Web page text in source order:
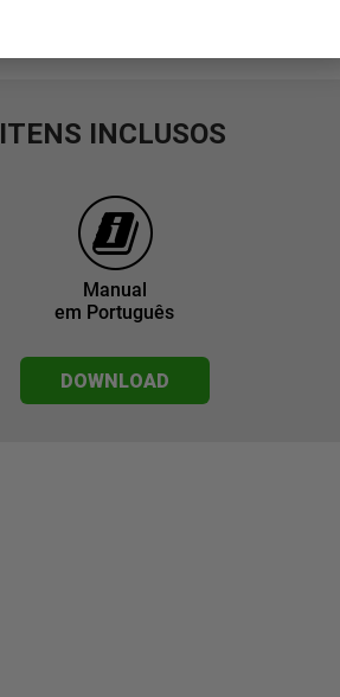
ITENS INCLUSOS
Manual
em Português
DOWNLOAD